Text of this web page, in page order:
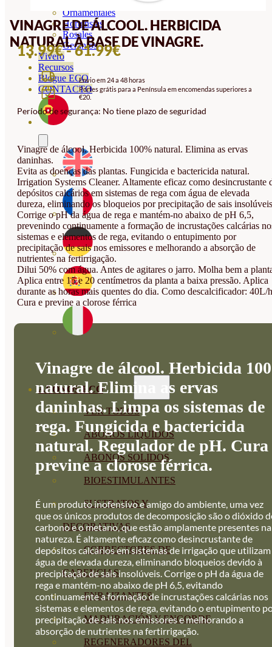
Ornamentales
Hortensias
Rosales
Geranios
Vivero
Recursos
Blogue ECO
CONTACTO
ABONOS ECO
VER TODOS
ABONOS LÍQUIDOS
ABONOS SOLIDOS
BIOESTIMULANTES
SUSTRATOS Y
DECORATIVAS
CORRECTORES DE
CARENCIAS
ENRAIZANTES
MADURACIÓN Y ENGORDE
REGENERADORES DEL
VINAGRE DE ÁLCOOL. HERBICIDA
NATURAL À BASE DE VINAGRE.
13.99€-61.99€INTERVALO
PREÇOS:
A
Envio em 24 a 48 horas
Portes grátis para a Península em encomendas superiores a
€20.
Período de segurança: No tiene plazo de seguridad
Vinagre de álcool. Herbicida 100% natural. Elimina as ervas
daninhas.
Evita as doenças das plantas. Fungicida e bactericida natural.
Irrigation Systems Cleaner. Altamente eficaz como desincrustante
depósitos calcários em sistemas de rega com água de elevada
dureza, eliminando os bloqueios por precipitação de sais
Corrige o pH da água de rega e mantém-no abaixo de pH 6,5,
prevenindo continuamente a formação de incrustações calcárias
sistemas e elementos de rega, evitando o entupimento por
precipitação de sais nos emissores e melhorando a absorção de
nutrientes na fertirrigação.
Dilui 50% com água. Antes de agitares o jarro. Molha bem a
Aplica entre 15 e 20 centímetros da planta a baixa pressão. Aplica
durante as horas mais quentes do dia. Como descalcificador: 40L/
Cura e previne a clorose férrica
Vinagre de álcool. Herbicida
natural. Elimina as ervas
daninhas. Limpa os sistemas de
rega. Fungicida e bactericida
natural. Regulador de pH. Cura
previne a clorose férrica.
É um produto inofensivo e amigo do ambiente, uma vez
que os únicos produtos de decomposição são o dióxido
carbono e o metano, que estão amplamente presentes na
natureza. É altamente eficaz como desincrustante de
depósitos calcários em sistemas de irrigação que utilizam
água de elevada dureza, eliminando bloqueios devido à
precipitação de sais insolúveis. Corrige o pH da água de
rega e mantém-no abaixo de pH 6,5, evitando
continuamente a formação de incrustações calcárias nos
sistemas e elementos de rega, evitando o entupimento
precipitação de sais nos emissores e melhorando a
absorção de nutrientes na fertirrigação.